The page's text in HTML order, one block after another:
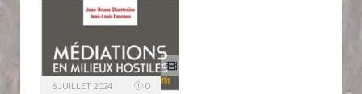
6 JUILLET 2024 0